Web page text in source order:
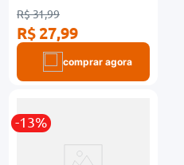
R$ 31,99
R$ 27,99
comprar agora
-13%